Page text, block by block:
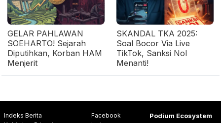
GELAR PAHLAWAN
SOEHARTO! Sejarah
Diputihkan, Korban HAM
Menjerit
SKANDAL TKA 2025:
Soal Bocor Via Live
TikTok, Sanksi Nol
Menanti!
Indeks Berita
Facebook
Podium Ecosystem